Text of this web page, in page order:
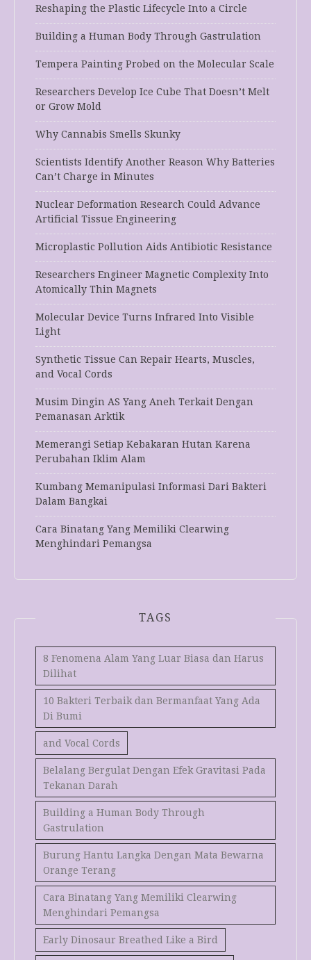
Reshaping the Plastic Lifecycle Into a Circle
Building a Human Body Through Gastrulation
Tempera Painting Probed on the Molecular Scale
Researchers Develop Ice Cube That Doesn’t Melt
or Grow Mold
Why Cannabis Smells Skunky
Scientists Identify Another Reason Why Batteries
Can’t Charge in Minutes
Nuclear Deformation Research Could Advance
Artificial Tissue Engineering
Microplastic Pollution Aids Antibiotic Resistance
Researchers Engineer Magnetic Complexity Into
Atomically Thin Magnets
Molecular Device Turns Infrared Into Visible
Light
Synthetic Tissue Can Repair Hearts, Muscles,
and Vocal Cords
Musim Dingin AS Yang Aneh Terkait Dengan
Pemanasan Arktik
Memerangi Setiap Kebakaran Hutan Karena
Perubahan Iklim Alam
Kumbang Memanipulasi Informasi Dari Bakteri
Dalam Bangkai
Cara Binatang Yang Memiliki Clearwing
Menghindari Pemangsa
TAGS
8 Fenomena Alam Yang Luar Biasa dan Harus
Dilihat
10 Bakteri Terbaik dan Bermanfaat Yang Ada
Di Bumi
and Vocal Cords
Belalang Bergulat Dengan Efek Gravitasi Pada
Tekanan Darah
Building a Human Body Through
Gastrulation
Burung Hantu Langka Dengan Mata Bewarna
Orange Terang
Cara Binatang Yang Memiliki Clearwing
Menghindari Pemangsa
Early Dinosaur Breathed Like a Bird